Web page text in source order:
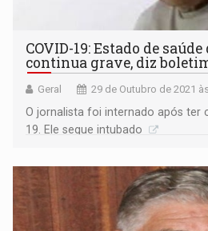
COVID-19: Estado de
continua grave, diz
Geral 29 de Outubro de 2021
O jornalista foi internado após ter
19. Ele segue intubado